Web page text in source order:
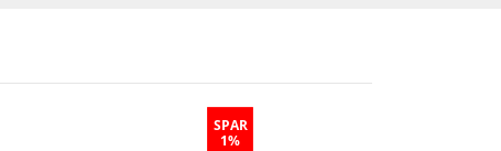
SPAR
1%